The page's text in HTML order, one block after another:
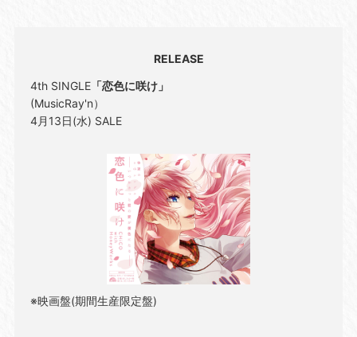
RELEASE
4th SINGLE「恋色に咲け」
(MusicRay'n）
4月13日(水) SALE
※映画盤(期間生産限定盤)